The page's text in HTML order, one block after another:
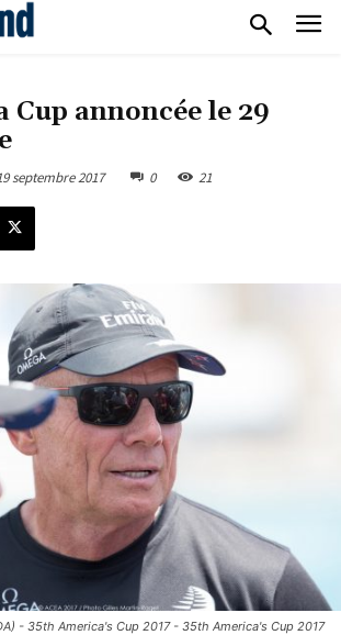
Cup annoncée le 29
septembre 2017 0 21
- 35th America's Cup 2017 - 35th America's Cup 2017